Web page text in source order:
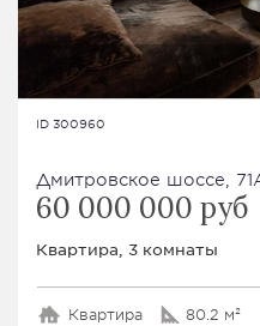
ID 300960
Дмитровское шоссе,
60 000 000 руб
Квартира, 3 комнаты
Квартира 80.2 м²